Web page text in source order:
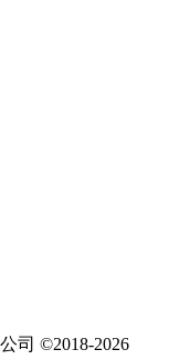
司 ©2018-2026